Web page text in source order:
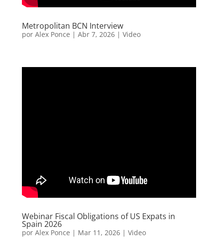
Metropolitan BCN Interview
por Alex Ponce | Abr 7, 2026| Video
Webinar Fiscal Obligations of US Expats in
Spain 2026
por Alex Ponce | Mar 11, 2026| Video